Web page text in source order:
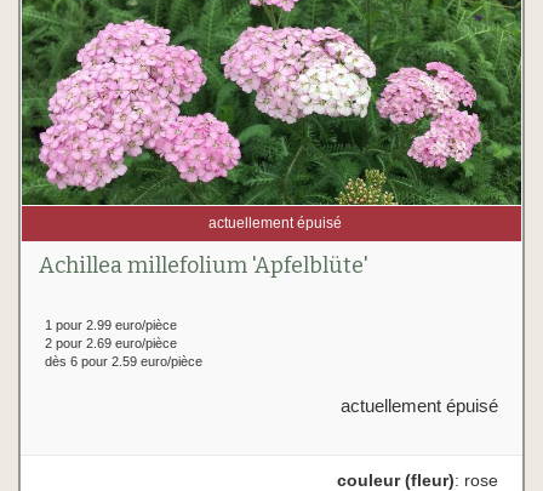
actuellement épuisé
Achillea millefolium 'Apfelblüte'
1 pour 2.99 euro/pièce
2 pour 2.69 euro/pièce
dès 6 pour 2.59 euro/pièce
actuellement épuisé
couleur (fleur): rose